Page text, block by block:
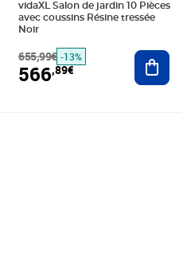
au panier
vidaXL Salon de jardin 10 Pièces
avec coussins Résine tressée
Noir
655,99€ -13%
566,89€